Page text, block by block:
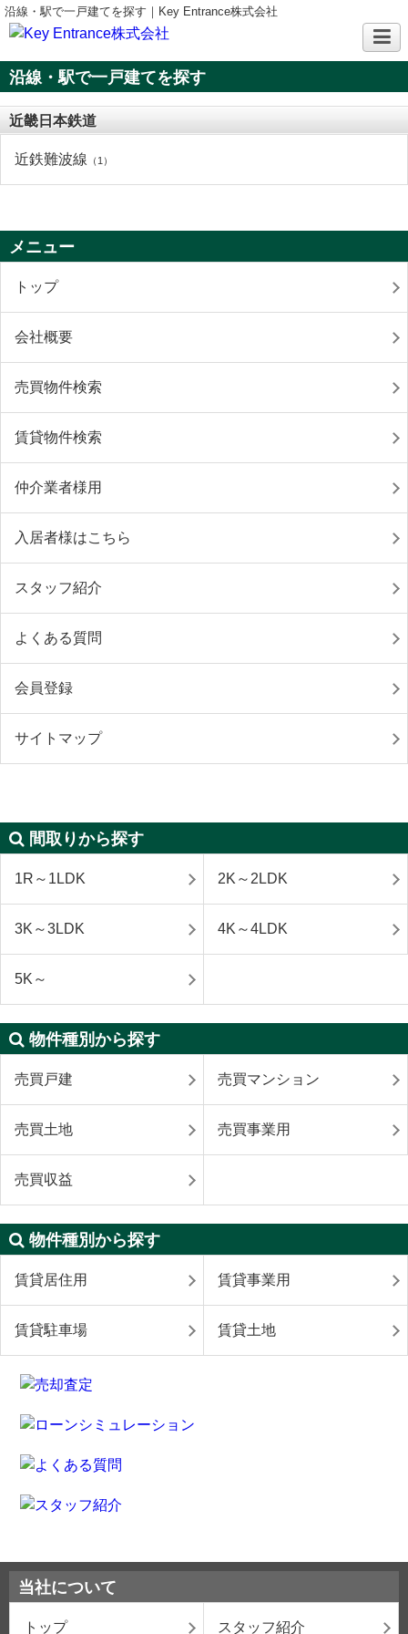
沿線・駅で一戸建てを探す｜Key Entrance株式会社
沿線・駅で一戸建てを探す
近畿日本鉄道
近鉄難波線 （1）
メニュー
トップ
会社概要
売買物件検索
賃貸物件検索
仲介業者様用
入居者様はこちら
スタッフ紹介
よくある質問
会員登録
サイトマップ
間取りから探す
1R～1LDK 2K～2LDK
3K～3LDK 4K～4LDK
5K～
物件種別から探す
売買戸建 売買マンション
売買土地 売買事業用
売買収益
物件種別から探す
賃貸居住用 賃貸事業用
賃貸駐車場 賃貸土地
当社について
トップ スタッフ紹介